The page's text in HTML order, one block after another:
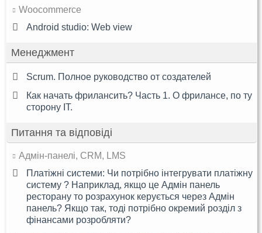
Woocommerce
Android studio: Web view
Менеджмент
Scrum. Полное руководство от создателей
Как начать фрилансить? Часть 1. О фрилансе, по ту
сторону IT.
Питання та відповіді
Адмін-панелі, CRM, LMS
Платіжні системи: Чи потрібно інтегрувати платіжну
систему ? Наприклад, якщо це Адмін панель
ресторану то розрахунок керується через Адмін
панель? Якщо так, тоді потрібно окремий розділ з
фінансами розробляти?